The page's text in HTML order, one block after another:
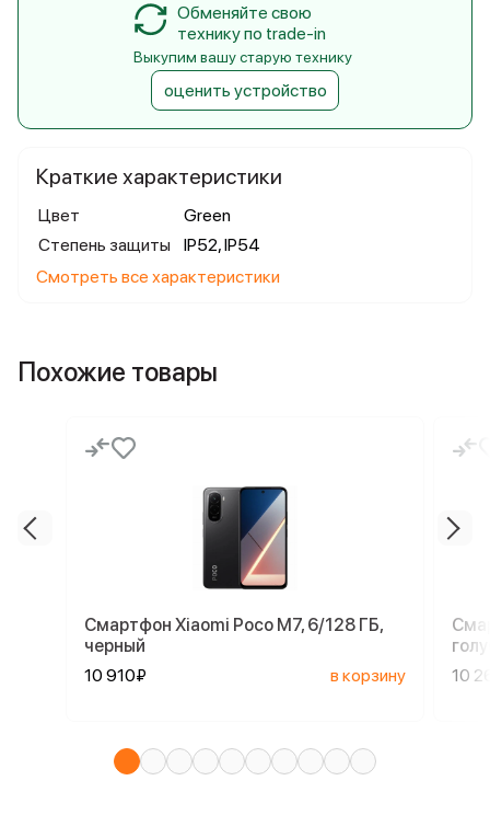
Краткие характеристики
Цвет
Green
Степень защиты
IP52, IP54
Смотреть все характеристики
Обменяйте свою
технику по trade-in
Выкупим вашу старую технику
оценить устройство
Похожие товары
Смартфон Xiaomi Poco M7, 6/128 ГБ,
черный
10 910₽
в корзину
10